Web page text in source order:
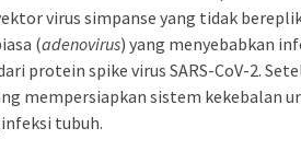
virus simpanse yang tidak
(adenovirus) yang menyebabkan
protein spike virus SARS-CoV-2.
mempersiapkan sistem kekebalan
tubuh.